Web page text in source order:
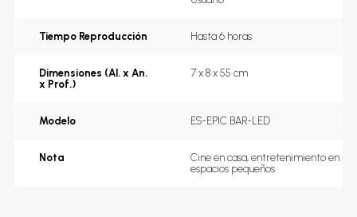
Tiempo Reproducción Hasta 6 horas
Dimensiones (Al. x An.
x Prof.)
7 x 8 x 55 cm
Modelo ES-EPIC BAR-LED
Nota
Cine en casa, entretenimiento en
espacios pequeños